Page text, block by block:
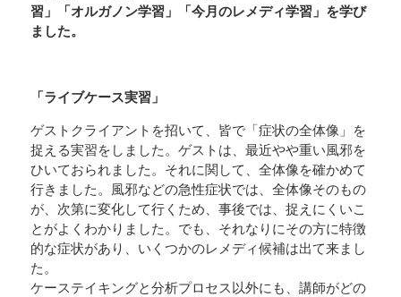
習」「オルガノン学習」「今月のレメディ学習」を学び
ました。
「ライブケース実習」
ゲストクライアントを招いて、皆で「症状の全体像」を
捉える実習をしました。ゲストは、最近やや重い風邪を
ひいておられました。それに関して、全体像を確かめて
行きました。風邪などの急性症状では、全体像そのもの
が、次第に変化して行くため、事後では、捉えにくいこ
とがよくわかりました。でも、それなりにその方に特徴
的な症状があり、いくつかのレメディ候補は出て来まし
た。
ケーステイキングと分析プロセス以外にも、講師がどの